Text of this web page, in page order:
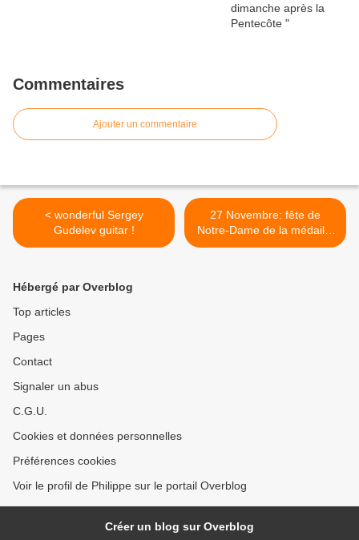
Commentaires
Ajouter un commentaire
< wonderful Sergey
Gudelev guitar !
27 Novembre: fête de
Notre-Dame de la médaille
miraculeuse. >
Hébergé par Overblog
Top articles
Pages
Contact
Signaler un abus
C.G.U.
Cookies et données personnelles
Préférences cookies
Voir le profil de Philippe sur le portail Overblog
Créer un blog sur Overblog